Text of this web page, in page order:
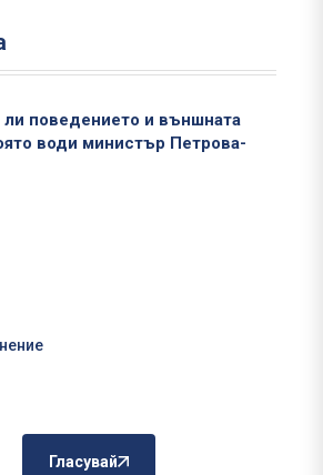
ли поведението и външната
води министър Петрова-
Гласувай